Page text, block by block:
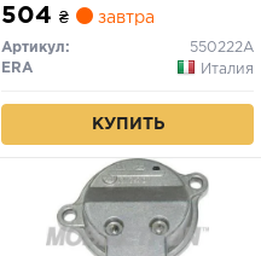
504 ₴ завтра
Артикул:
550222A
ERA
Италия
КУПИТЬ